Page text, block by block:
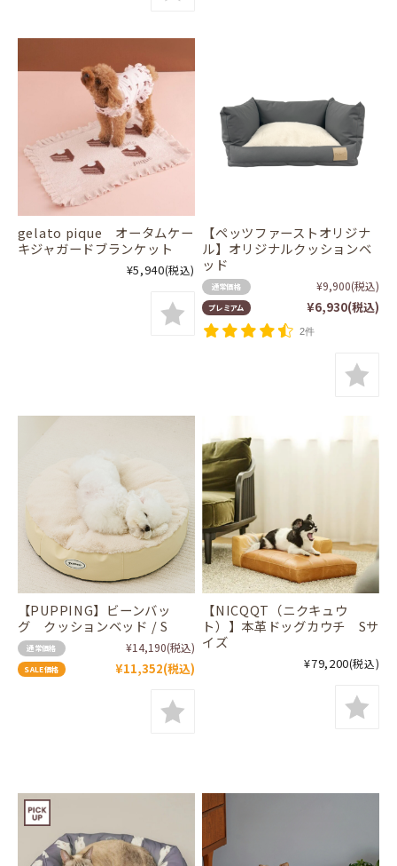
gelato pique オータムケー
キジャガードブランケット
¥5,940(税込)
【ペッツファーストオリジナ
ル】オリジナルクッションベ
ッド
通常価格 ¥9,900(税込)
プレミアム ¥6,930(税込)
2件
【PUPPING】ビーンバッ
グ クッションベッド / S
通常価格 ¥14,190(税込)
SALE価格 ¥11,352(税込)
【NICQQT（ニクキュウ
ト）】本革ドッグカウチ Sサ
イズ
¥79,200(税込)